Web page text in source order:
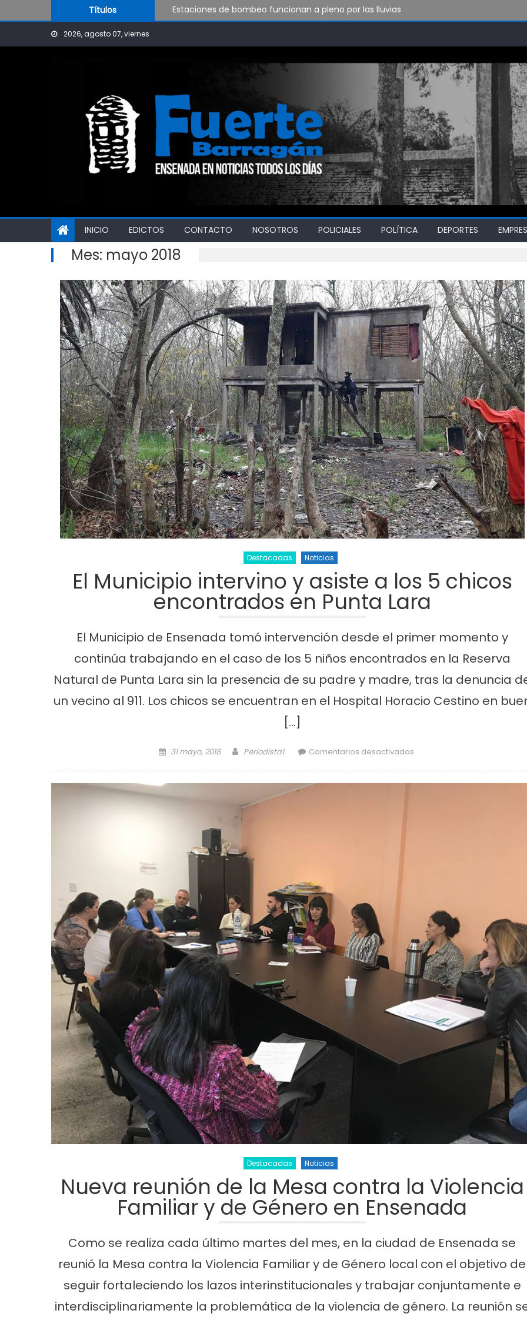
Títulos
Estaciones de bombeo funcionan a pleno por las lluvias
Visita al Destacamento de Bomberos de Punta Lara
2026, agosto 07, viernes
INICIO EDICTOS CONTACTO NOSOTROS POLICIALES POLÍTICA DEPORTES
Mes: mayo 2018
Destacadas Noticias
El Municipio intervino y asiste a los 5 chicos
encontrados en Punta Lara
El Municipio de Ensenada tomó intervención desde el primer momento y
continúa trabajando en el caso de los 5 niños encontrados en la Reserva
Natural de Punta Lara sin la presencia de su padre y madre, tras la denuncia
un vecino al 911. Los chicos se encuentran en el Hospital Horacio Cestino en
[…]
Posted on
31 mayo, 2018 Author
Periodista1 Comentarios desactivados
Destacadas Noticias
Nueva reunión de la Mesa contra la Violencia
Familiar y de Género en Ensenada
Como se realiza cada último martes del mes, en la ciudad de Ensenada se
reunió la Mesa contra la Violencia Familiar y de Género local con el objetivo de
seguir fortaleciendo los lazos interinstitucionales y trabajar conjuntamente e
interdisciplinariamente la problemática de la violencia de género. La reunión
Noticias Principal Servicios
Trabajos en la red de agua en Villa
Tranquila
Noticias Servicios
Turnos de Farmacias de Agosto
2026 en Ensenada
Empresas Noticias Servicios
Por mejoras en el servicio
agua de 11 a 15